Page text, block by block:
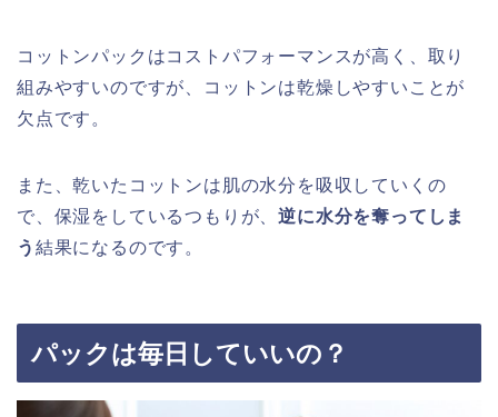
コットンパックはコストパフォーマンスが高く、取り
組みやすいのですが、コットンは乾燥しやすいことが
欠点です。
また、乾いたコットンは肌の水分を吸収していくの
で、保湿をしているつもりが、逆に水分を奪ってしま
う 結果になるのです。
パックは毎日していいの？